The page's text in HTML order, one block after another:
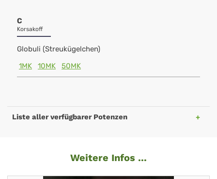
C
Korsakoff
Globuli (Streukügelchen)
1MK
10MK 50MK
Liste aller verfügbarer Potenzen
Weitere Infos ...